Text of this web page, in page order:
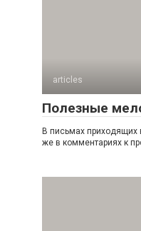
articles
Полезные
В письмах приходящих
же в комментариях к